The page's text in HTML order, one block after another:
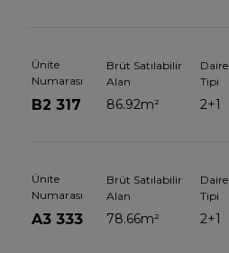
Ünite
Numarası
B2 317
Brüt Satılabilir
Alan
86.92m²
Daire
Tipi
2+1
Ünite
Numarası
A3 333
Brüt Satılabilir
Alan
78.66m²
Daire
Tipi
2+1